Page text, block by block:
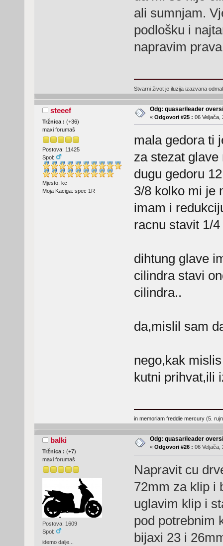
ali sumnjam.
podlošku i
napravim
Stvarni život je iluzija izazvana
steeef
Tržnica : (+36)
maxi forumaš
Postova: 11425
Spol:
Mjesto: kc
Moja Kaciga: spec 1R
Odg: quasar/leader
« Odgovori #25 : 06 Veljača,
mala gedora ti
za stezat
dugu gedoru
3/8 kolko mi je
imam i
racnu stavit 1/
dihtung glave
cilindra stavi
cilindra..
da,mislil sam
nego,kak
kutni prihvat,ili
in memoriam freddie mercury (5.
balki
Tržnica : (+7)
maxi forumaš
Postova: 1609
Spol:
idemo dalje...
Odg: quasar/leader
« Odgovori #26 : 06 Veljača,
Napravit cu
72mm za klip i
uglavim klip i
pod potrebnim
bijaxi 23 i